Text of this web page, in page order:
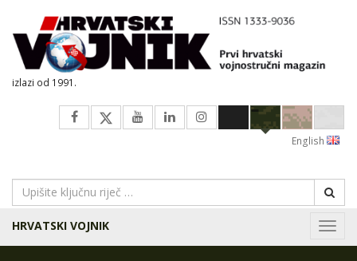
izlazi od 1991.
English
HRVATSKI VOJNIK